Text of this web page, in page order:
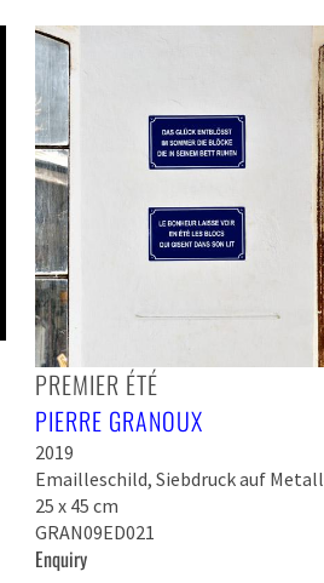
PREMIER ÉTÉ
PIERRE GRANOUX
2019
Emailleschild, Siebdruck auf Metall
25 x 45 cm
GRAN09ED021
Enquiry